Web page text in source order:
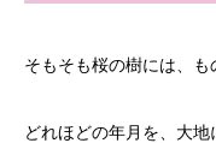
そもそも桜の樹には、も
どれほどの年月を、大